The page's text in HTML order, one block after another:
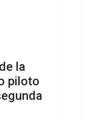
la
piloto